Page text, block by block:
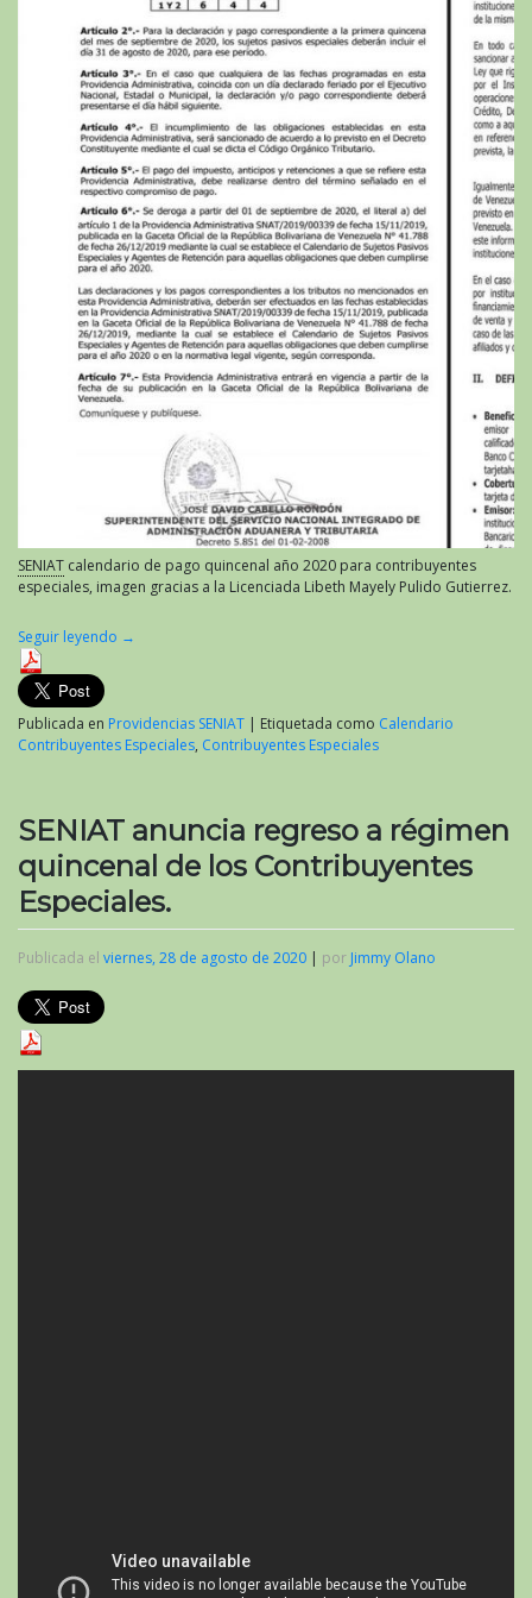
SENIAT calendario de pago quincenal año 2020 para contribuyentes
especiales, imagen gracias a la Licenciada Libeth Mayely Pulido Gutierrez.
Seguir leyendo →
Publicada en Providencias SENIAT | Etiquetada como Calendario
Contribuyentes Especiales, Contribuyentes Especiales
SENIAT anuncia regreso a régimen
quincenal de los Contribuyentes
Especiales.
Publicada el viernes, 28 de agosto de 2020 por Jimmy Olano